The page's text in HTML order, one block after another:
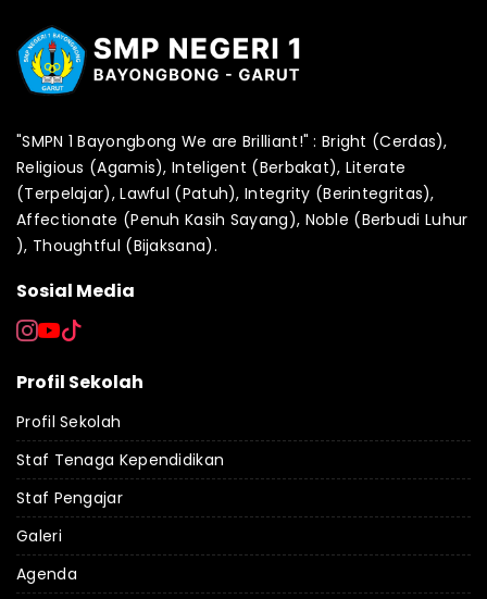
"SMPN 1 Bayongbong We are Brilliant!" : Bright (Cerdas),
Religious (Agamis), Inteligent (Berbakat), Literate
(Terpelajar), Lawful (Patuh), Integrity (Berintegritas),
Affectionate (Penuh Kasih Sayang), Noble (Berbudi Luhur
), Thoughtful (Bijaksana).
Sosial Media
Profil Sekolah
Profil Sekolah
Staf Tenaga Kependidikan
Staf Pengajar
Galeri
Agenda